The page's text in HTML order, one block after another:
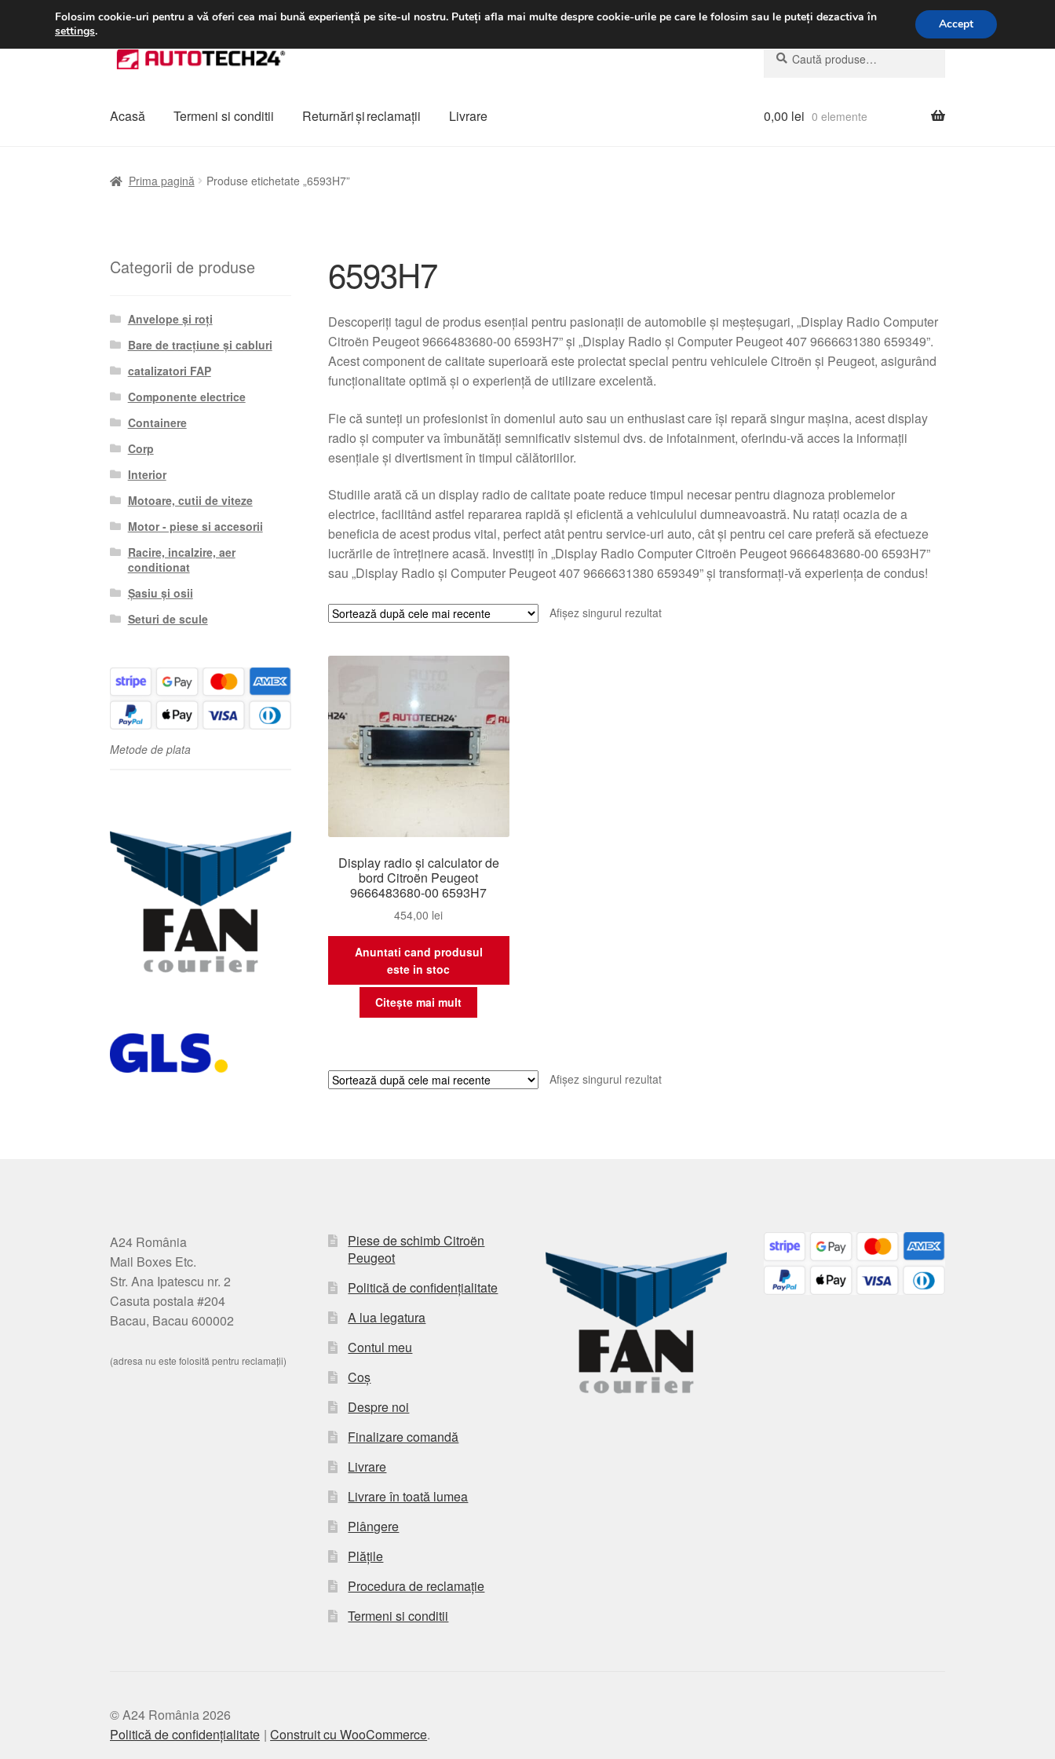
LIVRARE de la 33 lei luni-vineri 9 a.m. - 4 p.m.031 229 6816
Sari
la
Sari
la
Caută
după:
Caută
Acasă Termeni si conditii Returnări şi reclamații Livrare 0,00 lei 0 elemente
Prima pagină Produse etichetate „6593H7”
6593H7
Descoperiți tagul de produs esențial pentru pasionații de automobile și meșteșugari, „Display Radio Computer
Citroën Peugeot 9666483680-00 6593H7” și „Display Radio și Computer Peugeot 407 9666631380 659349”.
Acest component de calitate superioară este proiectat special pentru vehiculele Citroën și Peugeot, asigurând
funcționalitate optimă și o experiență de utilizare excelentă.
Fie că sunteți un profesionist în domeniul auto sau un enthusiast care își repară singur mașina, acest display
radio și computer va îmbunătăți semnificativ sistemul dvs. de infotainment, oferindu-vă acces la informații
esențiale și divertisment în timpul călătoriilor.
Studiile arată că un display radio de calitate poate reduce timpul necesar pentru diagnoza problemelor
electrice, facilitând astfel repararea rapidă și eficientă a vehiculului dumneavoastră. Nu ratați ocazia de a
beneficia de acest produs vital, perfect atât pentru service-uri auto, cât și pentru cei care preferă să efectueze
lucrările de întreținere acasă. Investiți în „Display Radio Computer Citroën Peugeot 9666483680-00 6593H7”
sau „Display Radio și Computer Peugeot 407 9666631380 659349” și transformați-vă experiența de condus!
Afișez singurul rezultat
Display radio și calculator de
bord Citroën Peugeot
9666483680-00 6593H7
454,00 lei
Anuntati cand produsul
este in stoc
Citește mai mult
Afișez singurul rezultat
Categorii de produse
Anvelope și roți
Bare de tracțiune și cabluri
catalizatori FAP
Componente electrice
Containere
Corp
Interior
Motoare, cutii de viteze
Motor - piese si accesorii
Racire, incalzire, aer
conditionat
Șasiu și osii
Seturi de scule
Metode de plata
A24 România
Mail Boxes Etc.
Str. Ana Ipatescu nr. 2
Casuta postala #204
Bacau, Bacau 600002
(adresa nu este folosită pentru reclamații)
Piese de schimb Citroën
Peugeot
Politică de confidențialitate
A lua legatura
Contul meu
Coș
Despre noi
Finalizare comandă
Livrare
Livrare în toată lumea
Plângere
Plățile
Procedura de reclamație
Termeni si conditii
© A24 România 2026
Politică de confidențialitate Construit cu WooCommerce.
Folosim cookie-uri pentru a vă oferi cea mai bună experiență pe site-ul nostru. Puteți afla mai multe despre cookie-urile pe care le folosim sau le puteți dezactiva în
settings. Accept